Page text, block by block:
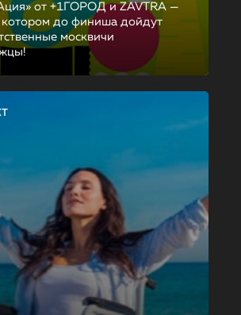
от +1ГОРОД и ZAVTRA —
котором до финиша дойдут
москвичи